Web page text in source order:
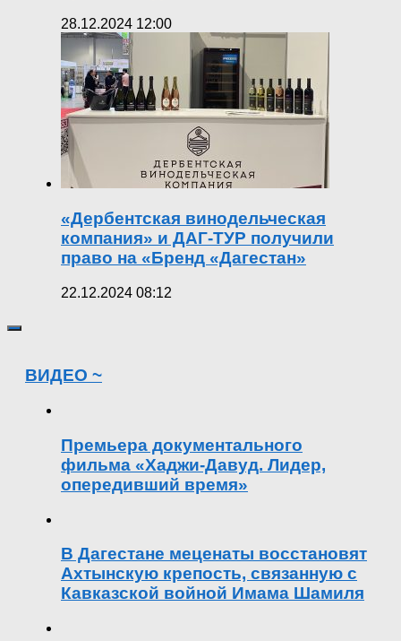
28.12.2024 12:00
«Дербентская винодельческая
компания» и ДАГ-ТУР получили
право на «Бренд «Дагестан»
22.12.2024 08:12
ВИДЕО ~
Премьера документального
фильма «Хаджи-Давуд. Лидер,
опередивший время»
В Дагестане меценаты восстановят
Ахтынскую крепость, связанную с
Кавказской войной Имама Шамиля